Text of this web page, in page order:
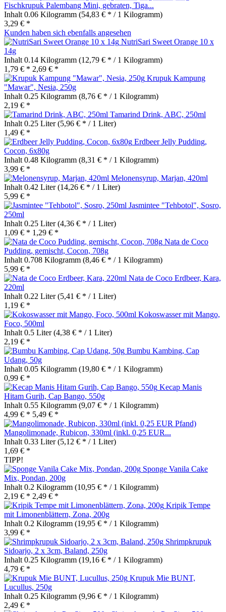
Fischkrupuk Palembang Mini, gebraten, Tiga...
Inhalt 0.06 Kilogramm (54,83 € * / 1 Kilogramm)
3,29 € *
Kunden haben sich ebenfalls angesehen
NutriSari Sweet Orange 10 x
14g
Inhalt 0.14 Kilogramm (12,79 € * / 1 Kilogramm)
1,79 € * 2,69 € *
Krupuk Kampung
"Mawar", Nesia, 250g
Inhalt 0.25 Kilogramm (8,76 € * / 1 Kilogramm)
2,19 € *
Tamarind Drink, ABC, 250ml
Inhalt 0.25 Liter(5,96 € * / 1 Liter)
1,49 € *
Erdbeer Jelly Pudding,
Cocon, 6x80g
Inhalt 0.48 Kilogramm (8,31 € * / 1 Kilogramm)
3,99 € *
Melonensyrup, Marjan, 420ml
Inhalt 0.42 Liter(14,26 € * / 1 Liter)
5,99 € *
Jasmintee "Tehbotol", Sosro,
250ml
Inhalt 0.25 Liter(4,36 € * / 1 Liter)
1,09 € * 1,29 € *
Nata de Coco
Pudding, gemischt, Cocon, 708g
Inhalt 0.708 Kilogramm (8,46 € * / 1 Kilogramm)
5,99 € *
Nata de Coco Erdbeer, Kara,
220ml
Inhalt 0.22 Liter(5,41 € * / 1 Liter)
1,19 € *
Kokoswasser mit Mango,
Foco, 500ml
Inhalt 0.5 Liter(4,38 € * / 1 Liter)
2,19 € *
Bumbu Kambing, Cap
Udang, 50g
Inhalt 0.05 Kilogramm (19,80 € * / 1 Kilogramm)
0,99 € *
Kecap Manis
Hitam Gurih, Cap Bango, 550g
Inhalt 0.55 Kilogramm (9,07 € * / 1 Kilogramm)
4,99 € * 5,49 € *
Mangolimonade, Rubicon, 330ml (inkl. 0,25 EUR...
Inhalt 0.33 Liter(5,12 € * / 1 Liter)
1,69 € *
TIPP!
Sponge Vanila Cake
Mix, Pondan, 200g
Inhalt 0.2 Kilogramm (10,95 € * / 1 Kilogramm)
2,19 € * 2,49 € *
Kripik Tempe
mit Limonenblättern, Zona, 200g
Inhalt 0.2 Kilogramm (19,95 € * / 1 Kilogramm)
3,99 € *
Shrimpkrupuk
Sidoarjo, 2 x 3cm, Baland, 250g
Inhalt 0.25 Kilogramm (19,16 € * / 1 Kilogramm)
4,79 € *
Krupuk Mie BUNT,
Lucullus, 250g
Inhalt 0.25 Kilogramm (9,96 € * / 1 Kilogramm)
2,49 € *